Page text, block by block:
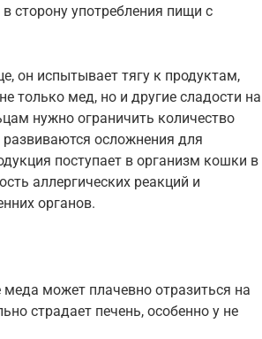
сторону употребления пищи с
он испытывает тягу к продуктам,
только мед, но и другие сладости на
нужно ограничить количество
развиваются осложнения для
поступает в организм кошки в
аллергических реакций и
органов.
может плачевно отразиться на
страдает печень, особенно у не